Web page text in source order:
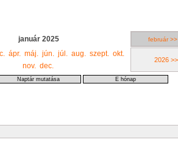
január 2025 február >>
ápr. máj. jún. júl. aug. szept. okt.
nov. dec.
2026 >>